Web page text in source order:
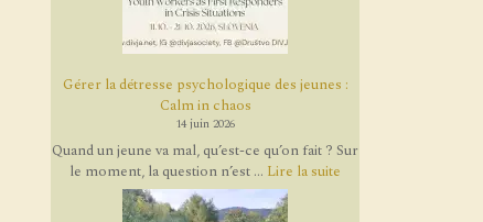
Gérer la détresse psychologique des jeunes :
Calm in chaos
14 juin 2026
Quand un jeune va mal, qu’est-ce qu’on fait ? Sur
le moment, la question n’est ... Lire la suite